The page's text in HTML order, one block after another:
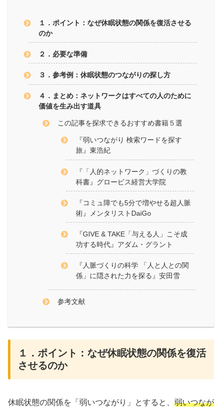
１．ポイント：なぜ休眠状態の関係を復活させる
のか
２．必要な準備
３．参考例：休眠状態のつながりの探し方
４．まとめ：ネットワークはすべての人のために
価値を生み出す道具
この記事を探求できるおすすめ書籍５選
『弱いつながり 検索ワードを探す
旅』東浩紀
『「人的ネットワーク」づくりの教
科書』グロービス経営大学院
『コミュ障でも5分で増やせる超人脈
術』メンタリストDaiGo
『GIVE & TAKE「与える人」こそ成
功する時代』アダム・グラント
『人脈づくりの科学 「人と人との関
係」に隠された力を探る』安田雪
参考文献
１．ポイント：なぜ休眠状態の関係を復活
させるのか
休眠状態の関係を「弱いつながり」とすると、 弱いつなが